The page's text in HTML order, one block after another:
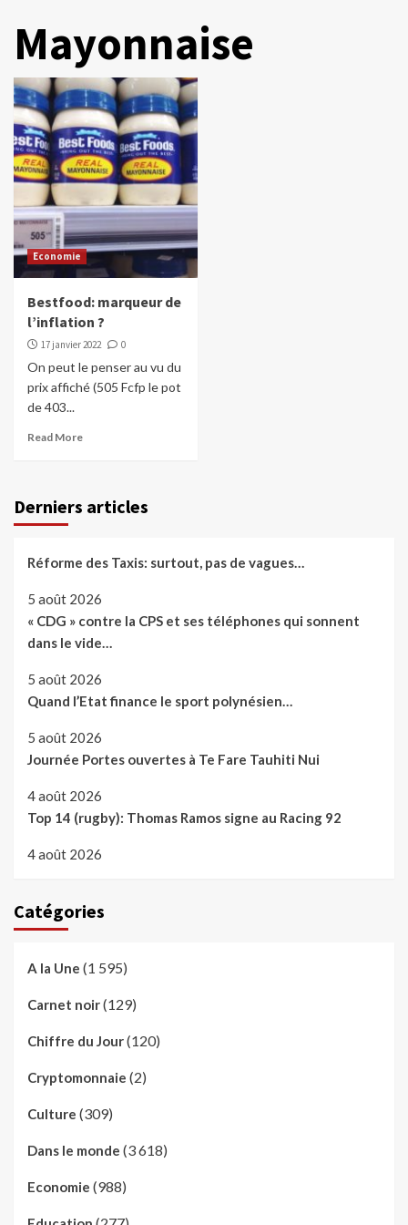
Mayonnaise
Economie
Bestfood: marqueur de
l’inflation ?
17 janvier 2022 0
On peut le penser au vu du
prix affiché (505 Fcfp le pot
de 403...
Read More
Derniers articles
Réforme des Taxis: surtout, pas de vagues…
5 août 2026
« CDG » contre la CPS et ses téléphones qui sonnent
dans le vide…
5 août 2026
Quand l’Etat finance le sport polynésien…
5 août 2026
Journée Portes ouvertes à Te Fare Tauhiti Nui
4 août 2026
Top 14 (rugby): Thomas Ramos signe au Racing 92
4 août 2026
Catégories
A la Une (1 595)
Carnet noir(129)
Chiffre du Jour(120)
Cryptomonnaie (2)
Culture (309)
Dans le monde (3 618)
Economie (988)